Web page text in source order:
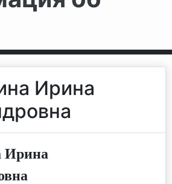
Ирина
Ирина